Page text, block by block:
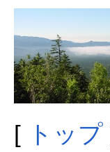
[ トップ